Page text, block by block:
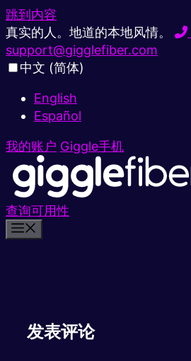
跳到内容
真实的人。地道的本地风情。
support@gigglefiber.com
中文 (简体)
English
Español
我的账户 Giggle手机
查询可用性
发表评论